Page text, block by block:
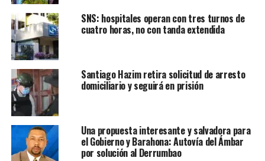
SNS: hospitales operan con tres turnos de
cuatro horas, no con tanda extendida
Santiago Hazim retira solicitud de arresto
domiciliario y seguirá en prisión
Una propuesta interesante y salvadora para
el Gobierno y Barahona: Autovía del Ámbar
por solución al Derrumbao